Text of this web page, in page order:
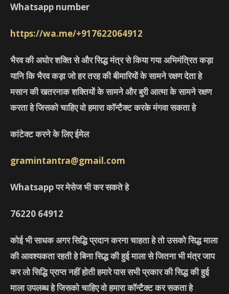
Whatsapp number
https://wa.me/+917622064912
भैरव की अघोर शक्ति से और सिद्ध मंत्र से किया गया अभिमंत्रित कड़ा
यानि कि भैरव कड़ा जो हर तरह की बीमारियों के सामने रक्षण देता हे
मसान की खतरनाक शक्तियों के सामने और बुरी आत्मा के सामने रक्षण
करता हे जिसको चाहिए वो हमारा कॉन्टैक्ट करके मंगवा सकता हे
कांटेक्ट करने के लिए ईमेल
gramintantra@gmail.com
Whatsapp पर मेसेज भी कर सकते हे
76220 64912
कोई भी साधक अगर सिद्धि प्रदान करना चाहता हे तो उसको सिद्ध माला
की आवश्यकता रहती हे बिना सिद्ध की हुई माला से जितना भी मंत्र जाप
कर लो सिद्धि प्राप्त नहीं होती हमारे पास सभी प्रकार की सिद्ध की हुई
माला उपलब्ध हे जिसको चाहिए वो हमारा कॉन्टैक्ट कर सकता हे